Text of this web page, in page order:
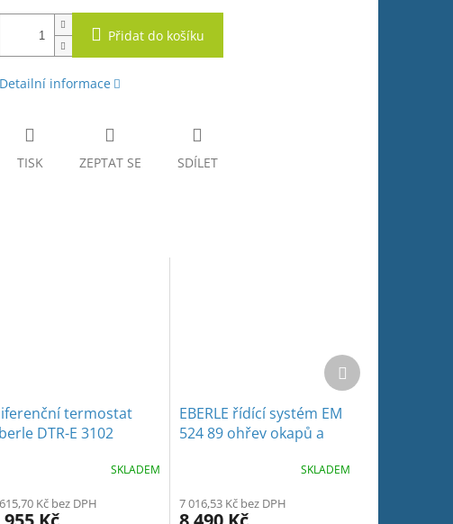
Přidat do košíku
Detailní informace
TISK ZEPTAT SE SDÍLET
termostat
DTR-E 3102
SKLADEM
Kč bez DPH
EBERLE řídící systém EM
524 89 ohřev okapů a
SKLADEM
7 016,53 Kč bez DPH
Další
produkt